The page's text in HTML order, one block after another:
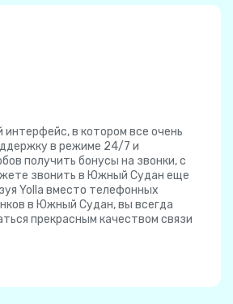
в котором все очень
в режиме 24/7 и
получить бонусы на звонки, с
звонить в Южный Судан еще
Yolla вместо телефонных
в Южный Судан, вы всегда
прекрасным качеством связи